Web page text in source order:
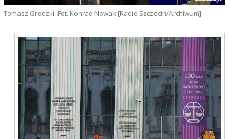
Tomasz Grodzki. Fot. Konrad Nowak [Radio Szczecin/Archiwum]